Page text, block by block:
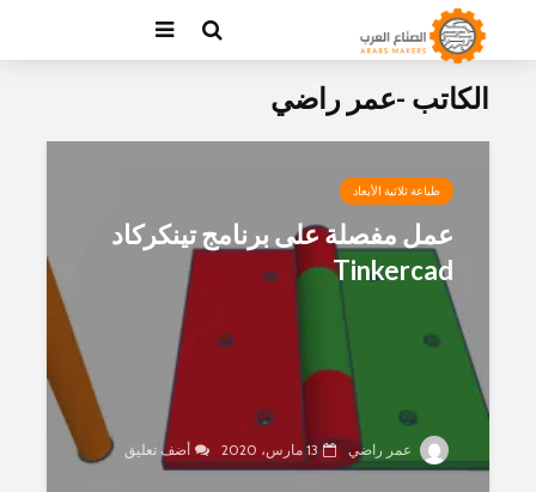
الكاتب -عمر راضي
طباعة ثلاثية الأبعاد
عمل مفصلة على برنامج تينكركاد
Tinkercad
عمر راضي 13 مارس، 2020 أضف تعليق